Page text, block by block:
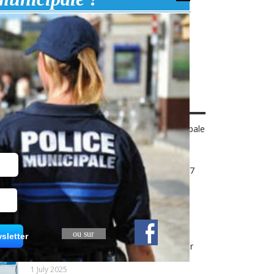
POPULAIRES
Comment choisir un équipement adapté
aux missions de terrain en police municipale
?
14 April 2026
Concours de la police municipale en 2027
28 August 2025
Inscription au concours de Gardien
Brigadier de police municipale 2026
28 August 2025
Éthylotest chimique : un outil simple pour
renforcer la prévention sur le terrain
1 July 2025
ou sur